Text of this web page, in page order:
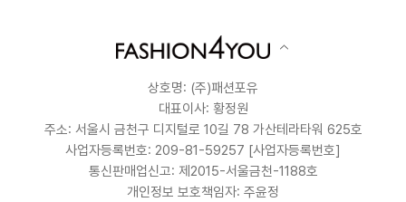
상호명: (주)패션포유
대표이사: 황정원
주소: 서울시 금천구 디지털로 10길 78 가산테라타워 625호
사업자등록번호: 209-81-59257 [사업자등록번호]
통신판매업신고: 제2015-서울금천-1188호
개인정보 보호책임자: 주윤정